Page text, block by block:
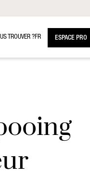
TROUVER ?FR ESPACE PRO